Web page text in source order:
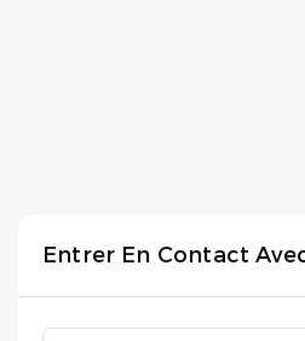
Entrer En Contact